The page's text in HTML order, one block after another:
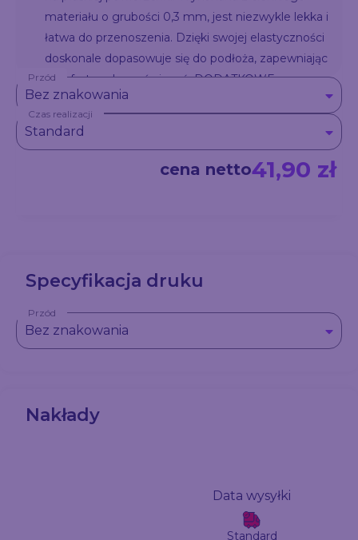
materiału o grubości 0,3 mm, jest niezwykle lekka i
łatwa do przenoszenia. Dzięki swojej elastyczności
doskonale dopasowuje się do podłoża, zapewniając
komfort podczas ćwiczeń. DODATKOWE
INFORMACJE WAŻNE: Ze względu na cienką
strukturę maty, drobne zagniecenia mogą
przy pomocy pasków mocujących. Nie wpływa to
na funkcjonalność produktu i jest naturalnym
Przód
Bez znakowania
Czas realizacji
Standard
cena netto41,90 zł
Specyfikacja druku
Przód
Bez znakowania
Nakłady
Data wysyłki
Standard